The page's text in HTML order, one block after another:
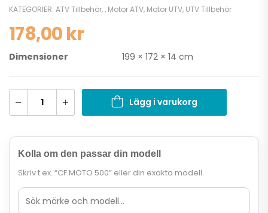
KATEGORIER: ATV Tillbehör,, Motor ATV, Motor UTV, UTV Tillbehör
178,00kr
Dimensioner 199 × 172 × 14 cm
Lägg i varukorg
Kolla om den passar din modell
Skriv t.ex. “CF MOTO 500” eller din exakta modell.